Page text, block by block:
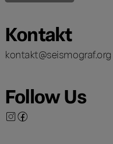
Kontakt
kontakt@seismograf.org
Follow Us